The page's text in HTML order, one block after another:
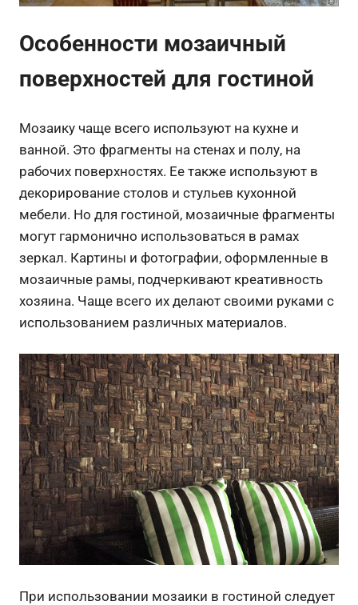
Особенности мозаичный
поверхностей для гостиной
Мозаику чаще всего используют на кухне и
ванной. Это фрагменты на стенах и полу, на
рабочих поверхностях. Ее также используют в
декорирование столов и стульев кухонной
мебели. Но для гостиной, мозаичные фрагменты
могут гармонично использоваться в рамах
зеркал. Картины и фотографии, оформленные в
мозаичные рамы, подчеркивают креативность
хозяина. Чаще всего их делают своими руками с
использованием различных материалов.
При использовании мозаики в гостиной следует